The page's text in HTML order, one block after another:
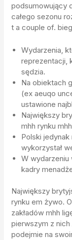
podsumowujący
całego sezonu
t a couple of.
Wydarzenia,
reprezentacji,
sędzia.
Na obiektach
(ex aeuqo
ustawione
Największy
mhh rynku
Polski
wykorzystał
W wydarzeniu
kadry
Największy
rynku em żywo.
zakładów mhh
pierwszym z
podejmie na